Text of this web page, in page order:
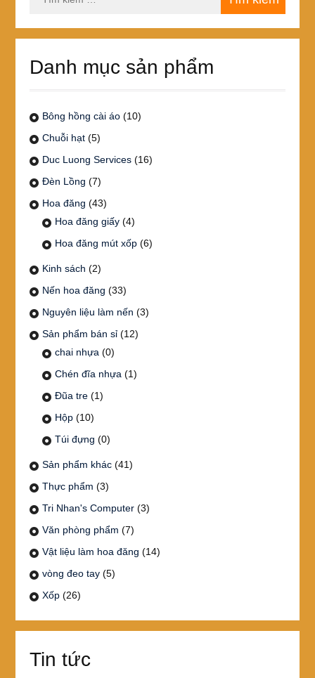
kiếm
Danh mục sản phẩm
Bông hồng cài áo (10)
Chuỗi hạt (5)
Duc Luong Services (16)
Đèn Lồng (7)
Hoa đăng (43)
Hoa đăng giấy (4)
Hoa đăng mút xốp (6)
Kinh sách (2)
Nến hoa đăng (33)
Nguyên liệu làm nến (3)
Sản phẩm bán sỉ (12)
chai nhựa (0)
Chén đĩa nhựa (1)
Đũa tre (1)
Hộp (10)
Túi đựng (0)
Sản phẩm khác (41)
Thực phẩm (3)
Tri Nhan's Computer (3)
Văn phòng phẩm (7)
Vật liệu làm hoa đăng (14)
vòng đeo tay (5)
Xốp (26)
Tin tức